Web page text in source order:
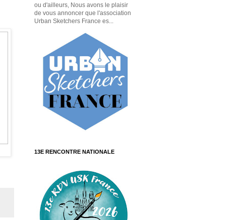
ou d'ailleurs, Nous avons le plaisir
de vous annoncer que l'association
Urban Sketchers France es...
13E RENCONTRE NATIONALE